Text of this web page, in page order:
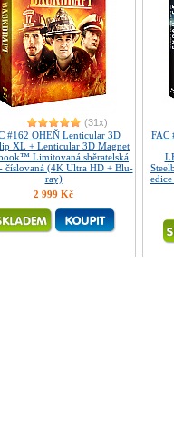
(31x)
#162 OHEŇ Lenticular 3D
XL + Lenticular 3D Magnet
Limitovaná sběratelská
číslovaná (4K Ultra HD + Blu-
ray)
2 999 Kč
FAC